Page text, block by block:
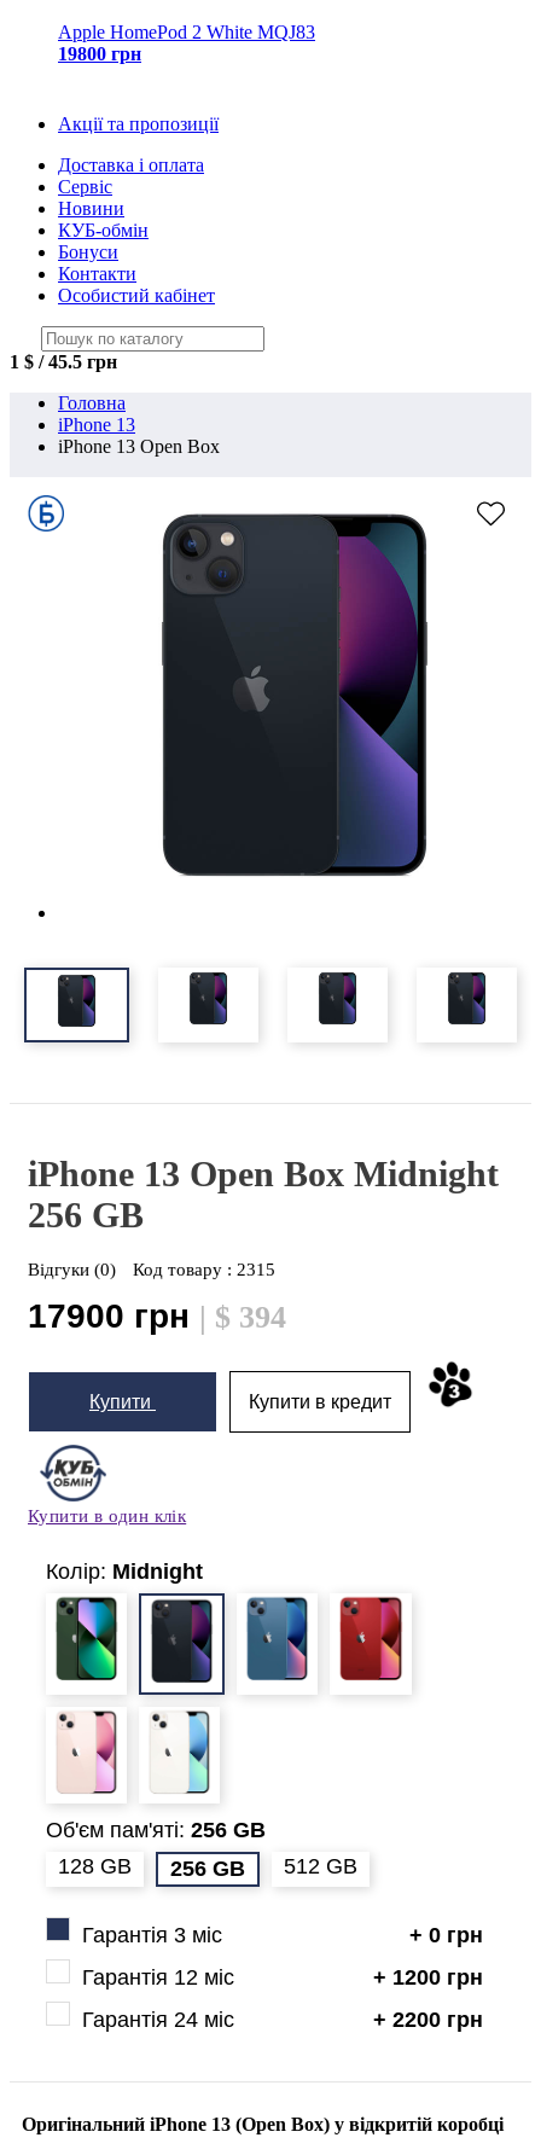
Apple HomePod 2 White MQJ83
19800 грн
Акції та пропозиції
Доставка і оплата
Сервіс
Новини
КУБ-обмін
Бонуси
Контакти
Особистий кабінет
1 $ / 45.5 грн
Головна
iPhone 13
iPhone 13 Open Box
iPhone 13 Open Box Midnight
256 GB
Відгуки (0) Код товару : 2315
17900 грн | $ 394
Купити Купити в кредит
Купити в один клік
Колір: Midnight
Об'єм пам'яті: 256 GB
128 GB
256 GB 512 GB
Гарантія 3 міс
+ 0 грн
Гарантія 12 міс
+ 1200 грн
Гарантія 24 міс
+ 2200 грн
Оригінальний iPhone 13 (Open Box) у відкритій коробці